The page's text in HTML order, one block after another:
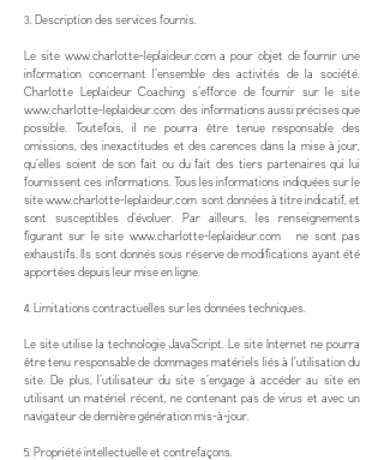
3. Description des services fournis.
Le site www.charlotte-leplaideur.coma pour objet de fournir une
information concernant l’ensemble des activités de la société.
Charlotte Leplaideur Coaching s’efforce de fournir sur le site
www.charlotte-leplaideur.com des informations aussi précises que
possible. Toutefois, il ne pourra être tenue responsable des
omissions, des inexactitudes et des carences dans la mise à jour,
qu’elles soient de son fait ou du fait des tiers partenaires qui lui
fournissent ces informations. Tous les informations indiquées sur le
site www.charlotte-leplaideur.com sont données à titre indicatif, et
sont susceptibles d’évoluer. Par ailleurs, les renseignements
figurant sur le site www.charlotte-leplaideur.comne sont pas
exhaustifs. Ils sont donnés sous réserve de modifications ayant été
apportées depuis leur mise en ligne.
4. Limitations contractuelles sur les données techniques.
Le site utilise la technologie JavaScript. Le site Internet ne pourra
être tenu responsable de dommages matériels liés à l’utilisation du
site. De plus, l’utilisateur du site s’engage à accéder au site en
utilisant un matériel récent, ne contenant pas de virus et avec un
navigateur de dernière génération mis-à-jour.
5. Propriété intellectuelle et contrefaçons.